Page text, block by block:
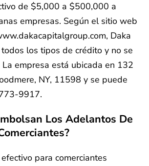
de $5,000 a $500,000 a
empresas. Según el sitio web
Daka
los tipos de crédito y no se
empresa está ubicada en 132
NY, 11598 y se puede
9917.
Los Adelantos De
para comerciantes